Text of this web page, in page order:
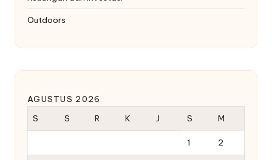
Outdoors
AGUSTUS 2026
S
S R K J S M
1 2